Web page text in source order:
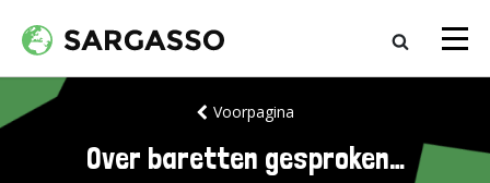
Voorpagina
Over baretten gesproken…